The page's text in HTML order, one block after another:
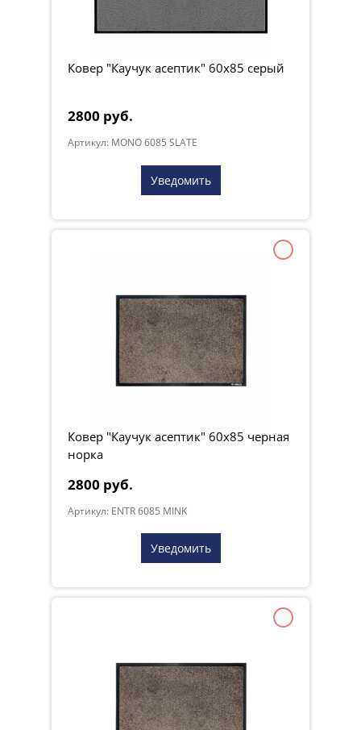
Ковер "Каучук асептик" 60х85 серый
2800 руб.
Артикул: MONO 6085 SLATE
Уведомить
Ковер "Каучук асептик" 60х85 черная
норка
2800 руб.
Артикул: ENTR 6085 MINK
Уведомить